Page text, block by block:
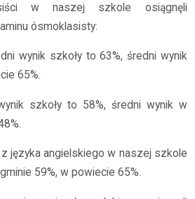
w naszej szkole osiągnęli
ósmoklasisty:
wynik szkoły to 63%, średni wynik
65%.
szkoły to 58%, średni wynik w
języka angielskiego w naszej szkole
59%, w powiecie 65%.